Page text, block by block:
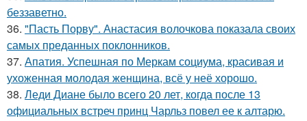
беззаветно.
36. "Пасть Порву". Анастасия волочкова показала своих
самых преданных поклонников.
37. Апатия. Успешная по Меркам социума, красивая и
ухоженная молодая женщина, всё у неё хорошо.
38. Леди Диане было всего 20 лет, когда после 13
официальных встреч принц Чарльз повел ее к алтарю.